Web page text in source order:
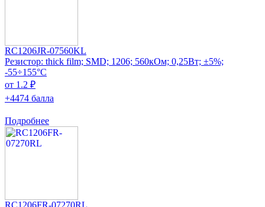
RC1206JR-07560KL
Резистор: thick film; SMD; 1206; 560кОм; 0,25Вт; ±5%;
-55÷155°C
от 1.2 ₽
+4474 балла
Подробнее
RC1206FR-07270RL